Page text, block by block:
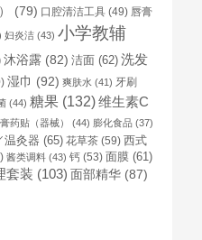
(79) 口腔清洁工具(49) 唇膏
妇炎洁(43) 小学教辅
沐浴露(82) 洁面 (62) 洗发
湿巾 (92) 爽肤水 (41) 牙刷
(44) 糖果(132)维生素C
膏药贴（器械） (44) 膨化食品(37)
温灸器 (65) 花草茶(59) 西式
酱类调料(43) 钙(53) 面膜 (61)
套装 (103) 面部精华(87)